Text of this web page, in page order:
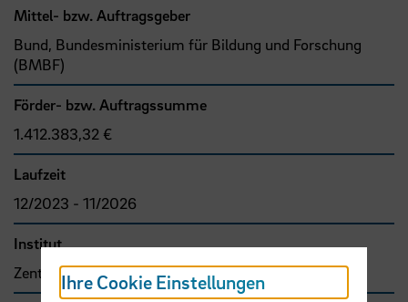
Mittel- bzw. Auftragsgeber
Bund, Bundesministerium für Bildung und Forschung
(BMBF)
Förder- bzw. Auftragssumme
1.412.383,32 €
Laufzeit
12/2023 - 11/2026
Institut
Zentrum für Pflegeforschung und Beratung
Ihre Cookie Einstellungen